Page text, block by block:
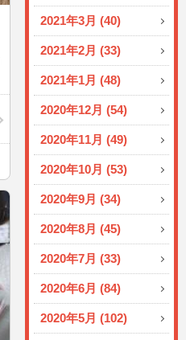
2021年3月 (40)
2021年2月 (33)
2021年1月 (48)
2020年12月 (54)
2020年11月 (49)
2020年10月 (53)
2020年9月 (34)
2020年8月 (45)
2020年7月 (33)
2020年6月 (84)
2020年5月 (102)